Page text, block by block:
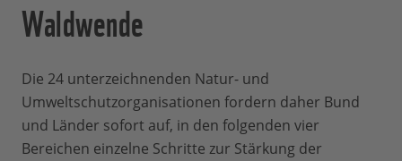
Waldwende
Die 24 unterzeichnenden Natur- und
Umweltschutzorganisationen fordern daher Bund
und Länder sofort auf, in den folgenden vier
Bereichen einzelne Schritte zur Stärkung der